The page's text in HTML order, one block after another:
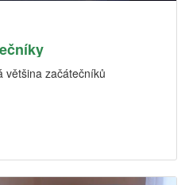
většina začátečníků